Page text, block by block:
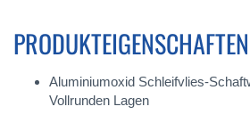
PRODUKTEIGENSCHAFTEN
Aluminiumoxid Schleifvlies-
Vollrunden Lagen